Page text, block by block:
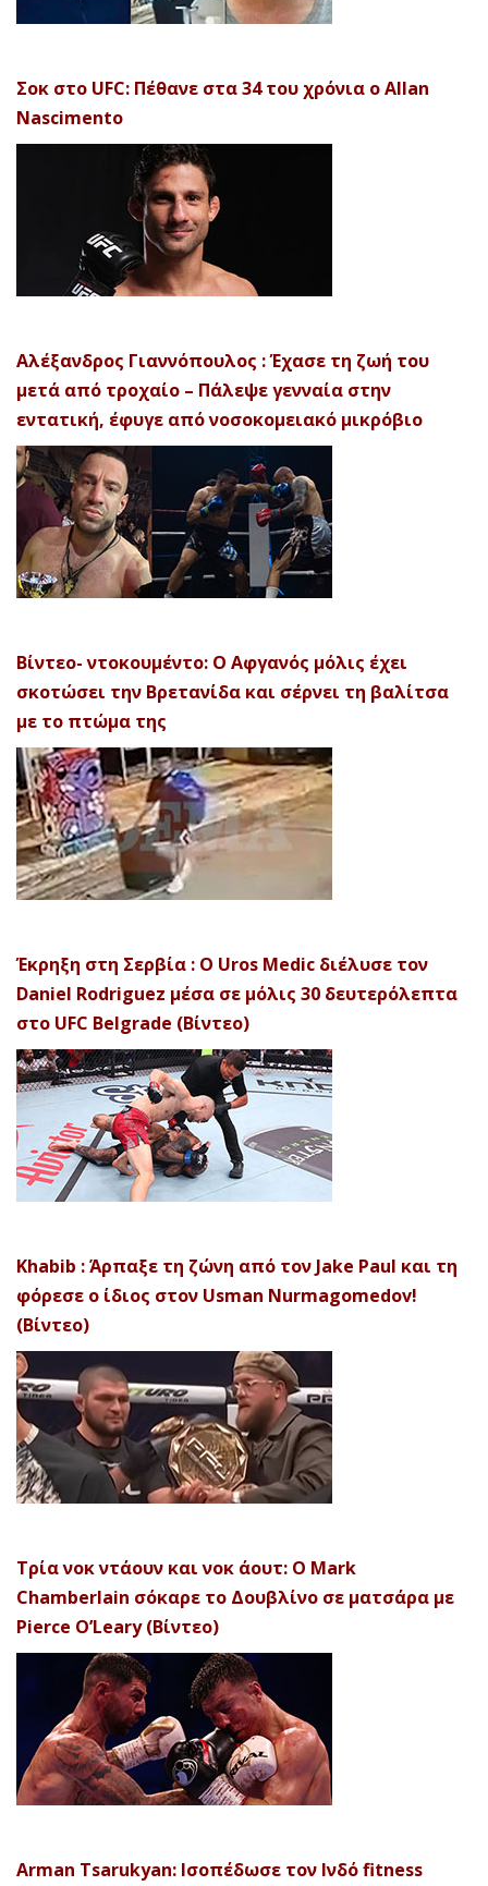
Σοκ στο UFC: Πέθανε στα 34 του χρόνια ο Allan
Nascimento
Αλέξανδρος Γιαννόπουλος : Έχασε τη ζωή του
μετά από τροχαίο – Πάλεψε γενναία στην
εντατική, έφυγε από νοσοκομειακό μικρόβιο
Βίντεο- ντοκουμέντο: Ο Αφγανός μόλις έχει
σκοτώσει την Βρετανίδα και σέρνει τη βαλίτσα
με το πτώμα της
Έκρηξη στη Σερβία : Ο Uros Medic διέλυσε τον
Daniel Rodriguez μέσα σε μόλις 30 δευτερόλεπτα
στο UFC Belgrade (Βίντεο)
Khabib : Άρπαξε τη ζώνη από τον Jake Paul και τη
φόρεσε ο ίδιος στον Usman Nurmagomedov!
(Βίντεο)
Τρία νοκ ντάουν και νοκ άουτ: Ο Mark
Chamberlain σόκαρε το Δουβλίνο σε ματσάρα με
Pierce O’Leary (Βίντεο)
Arman Tsarukyan: Ισοπέδωσε τον Ινδό fitness